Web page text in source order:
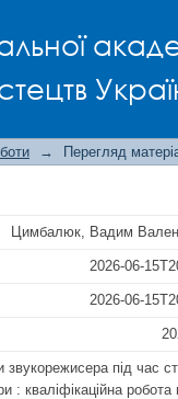
→ Перегляд
Цимбалюк, Вадим
2026-06-
2026-06-
під час
: кваліфікаційна робота